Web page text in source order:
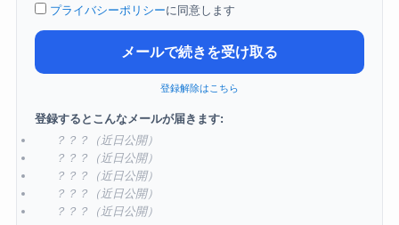
プライバシーポリシーに同意します
メールで続きを受け取る
登録解除はこちら
登録するとこんなメールが届きます:
？？？（近日公開）
？？？（近日公開）
？？？（近日公開）
？？？（近日公開）
？？？（近日公開）